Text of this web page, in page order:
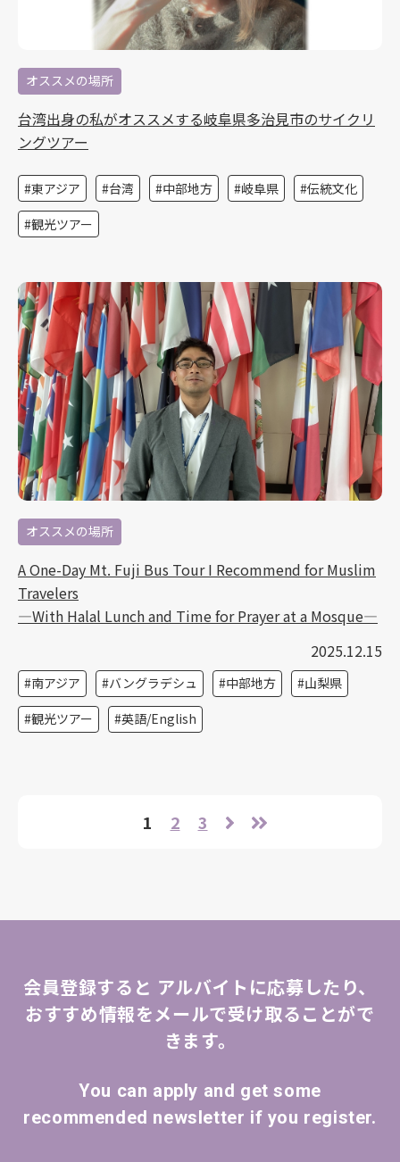
オススメの場所
台湾出身の私がオススメする岐阜県多治見市のサイクリ
ングツアー
東アジア 台湾 中部地方 岐阜県
伝統文化
観光ツアー
オススメの場所
A One-Day Mt. Fuji Bus Tour I Recommend for Muslim
Travelers
—With Halal Lunch and Time for Prayer at a Mosque—
2025.12.15
南アジア バングラデシュ 中部地方
山梨県
観光ツアー
英語/English
1 2 3
会員登録すると アルバイトに応募したり、
おすすめ情報をメールで受け取ることがで
きます。
You can apply and get some
recommended newsletter if you register.